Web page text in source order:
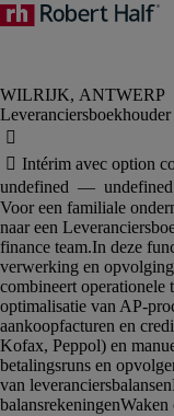
Leveranciersboekhouder